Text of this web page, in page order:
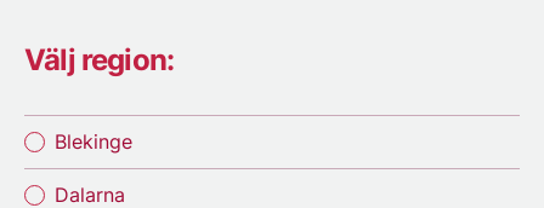
Välj region:
Blekinge
Dalarna